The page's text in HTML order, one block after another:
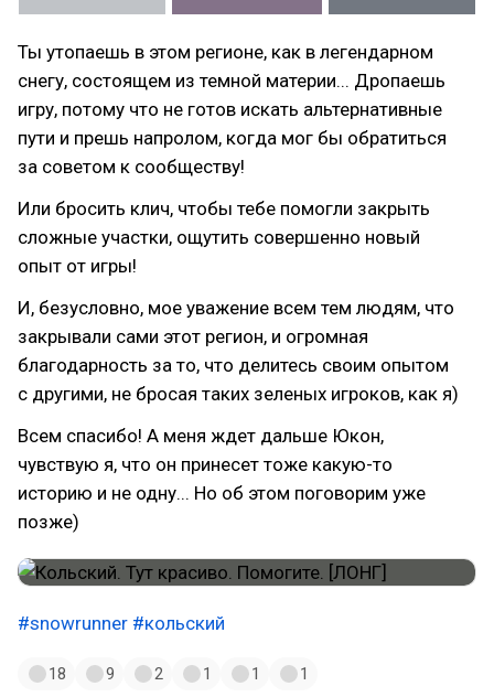
Ты утопаешь в этом регионе, как в легендарном
снегу, состоящем из темной материи... Дропаешь
игру, потому что не готов искать альтернативные
пути и прешь напролом, когда мог бы обратиться
за советом к сообществу!
Или бросить клич, чтобы тебе помогли закрыть
сложные участки, ощутить совершенно новый
опыт от игры!
И, безусловно, мое уважение всем тем людям, что
закрывали сами этот регион, и огромная
благодарность за то, что делитесь своим опытом
с другими, не бросая таких зеленых игроков, как я)
Всем спасибо! А меня ждет дальше Юкон,
чувствую я, что он принесет тоже какую-то
историю и не одну... Но об этом поговорим уже
позже)
#snowrunner #кольский
18 9 2 1 1 1